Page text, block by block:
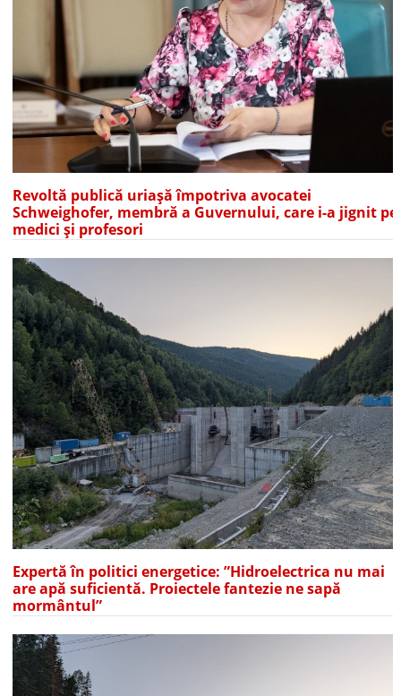
Revoltă publică uriașă împotriva avocatei
Schweighofer, membră a Guvernului, care i-a jignit pe
medici și profesori
Expertă în politici energetice: ”Hidroelectrica nu mai
are apă suficientă. Proiectele fantezie ne sapă
mormântul”